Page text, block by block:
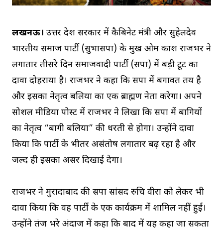
लखनऊ। उत्तर प्रदेश सरकार में कैबिनेट मंत्री और सुहेलदेव
भारतीय समाज पार्टी (सुभासपा) के प्रमुख ओम प्रकाश राजभर ने
लगातार तीसरे दिन समाजवादी पार्टी (सपा) में बड़ी टूट का
दावा दोहराया है। राजभर ने कहा कि सपा में बगावत तय है
और इसका नेतृत्व बलिया का एक ब्राह्मण नेता करेगा। अपने
सोशल मीडिया पोस्ट में राजभर ने लिखा कि सपा में बागियों
का नेतृत्व “बागी बलिया” की धरती से होगा। उन्होंने दावा
किया कि पार्टी के भीतर असंतोष लगातार बढ़ रहा है और
जल्द ही इसका असर दिखाई देगा।
राजभर ने मुरादाबाद की सपा सांसद रुचि वीरा को लेकर भी
दावा किया कि वह पार्टी के एक कार्यक्रम में शामिल नहीं हुईं।
उन्होंने तंज भरे अंदाज में कहा कि बाद में यह कहा जा सकता